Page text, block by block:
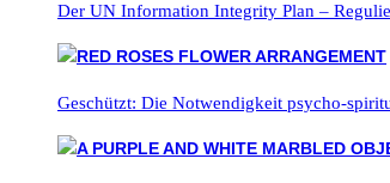
Der UN Information Integrity Plan –
Geschützt: Die Notwendigkeit psycho-